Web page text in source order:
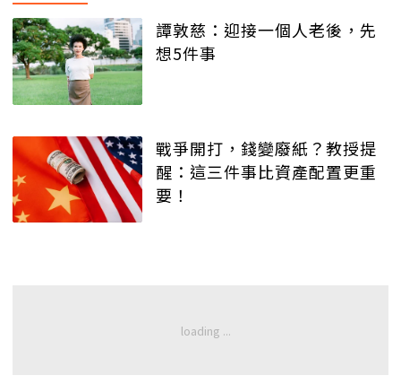
譚敦慈：迎接一個人老後，先
想5件事
戰爭開打，錢變廢紙？教授提
醒：這三件事比資產配置更重
要！